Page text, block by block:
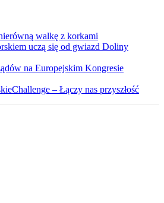
walkę z korkami
uczą się od gwiazd Doliny
na Europejskim Kongresie
– Łączy nas przyszłość